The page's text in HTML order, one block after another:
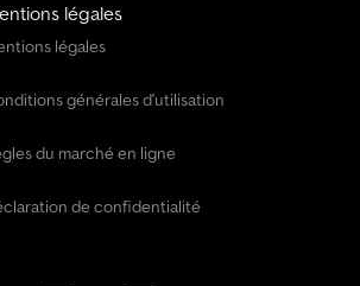
légales
légales
générales d'utilisation
du marché en ligne
de confidentialité